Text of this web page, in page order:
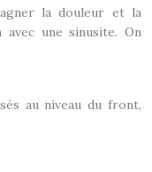
la douleur et la
une sinusite. On
au niveau du front,